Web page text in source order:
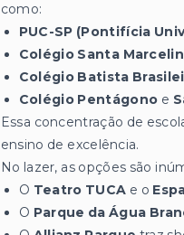
como:
PUC-SP (Pontifícia
Colégio Santa
Colégio Batista
Colégio Pentágono e
Essa concentração de
ensino de excelência.
No lazer, as opções são
O Teatro TUCA e o
O Parque da Água